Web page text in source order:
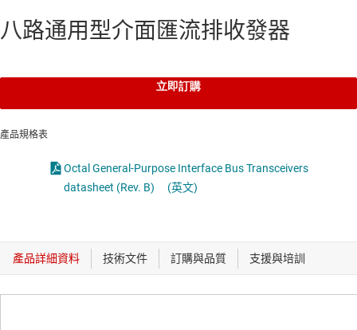
八路通用型介面匯流排收發器
立即訂購
產品規格表
Octal General-Purpose Interface Bus Transceivers
datasheet (Rev. B)
(英文)